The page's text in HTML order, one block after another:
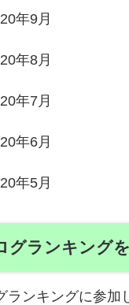
年9月
年8月
年7月
年6月
年5月
グランキング
ランキングに参加